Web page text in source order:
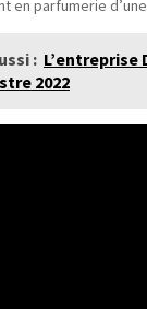
en parfumerie
:
2022